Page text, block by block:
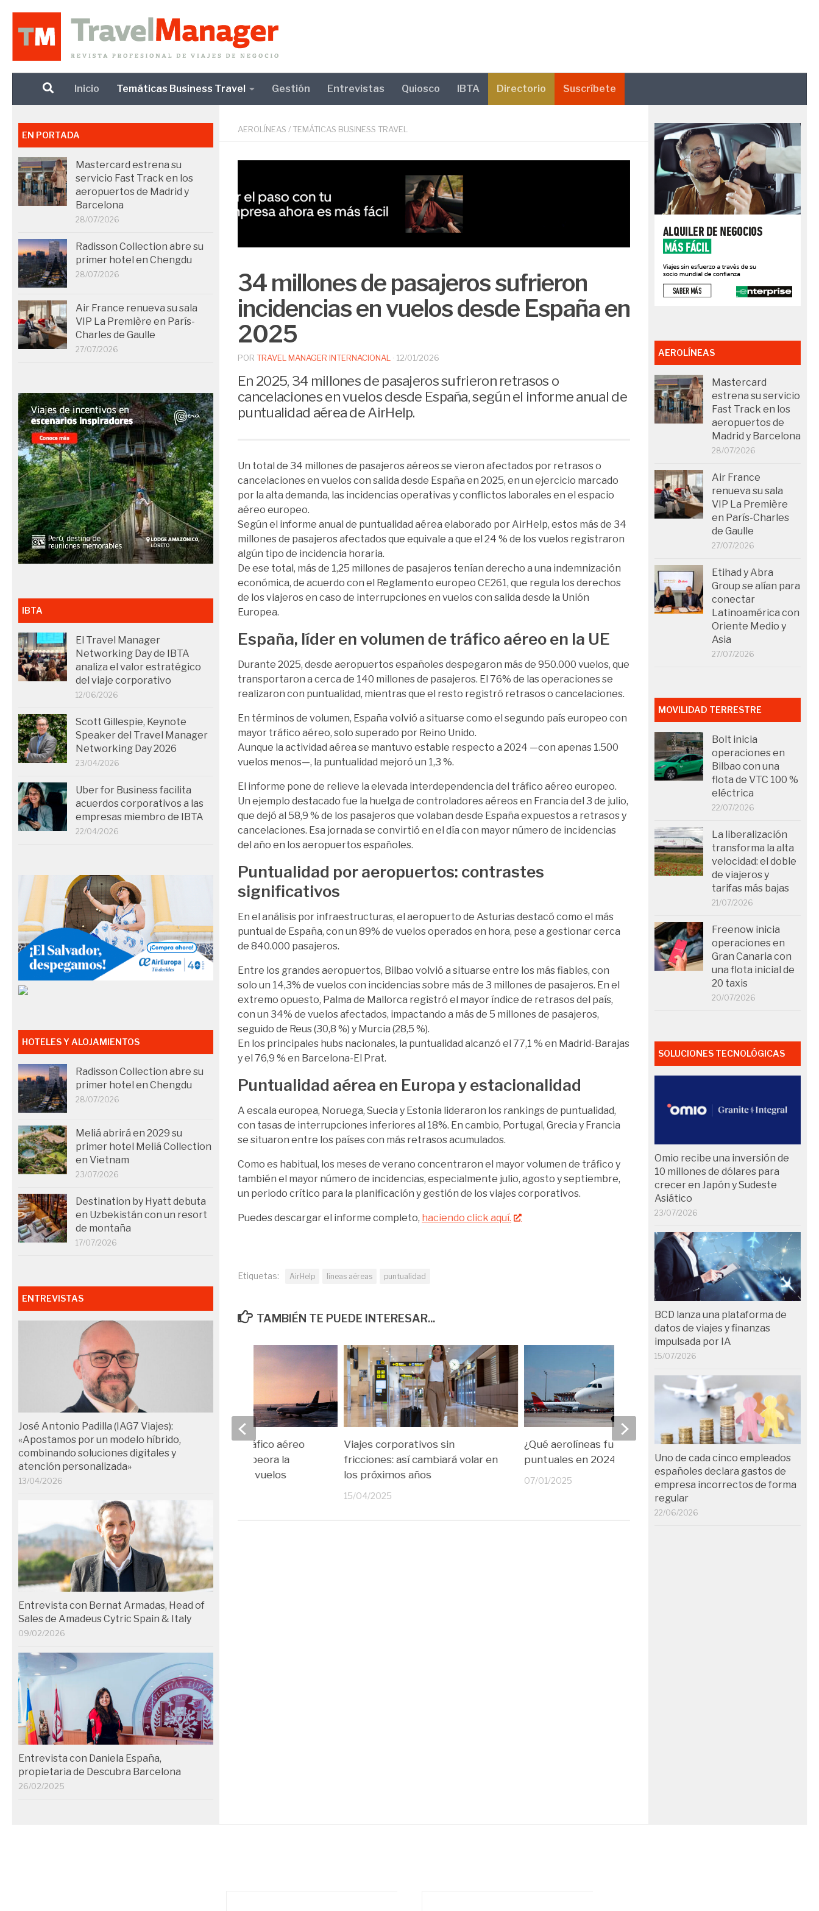
Debajo del contenido
Inicio Temáticas Business Travel Gestión Entrevistas Quiosco IBTA Directorio Suscríbete
AEROLÍNEAS / TEMÁTICAS BUSINESS TRAVEL
34 millones de pasajeros sufrieron
incidencias en vuelos desde España en
2025
POR TRAVEL MANAGER INTERNACIONAL · 12/01/2026
En 2025, 34 millones de pasajeros sufrieron retrasos o
cancelaciones en vuelos desde España, según el informe anual de
puntualidad aérea de AirHelp.
Un total de 34 millones de pasajeros aéreos se vieron afectados por retrasos o
cancelaciones en vuelos con salida desde España en 2025, en un ejercicio marcado
por la alta demanda, las incidencias operativas y conflictos laborales en el espacio
aéreo europeo.
Según el informe anual de puntualidad aérea elaborado por AirHelp, estos más de 34
millones de pasajeros afectados que equivale a que el 24 % de los vuelos registraron
algún tipo de incidencia horaria.
De ese total, más de 1,25 millones de pasajeros tenían derecho a una indemnización
económica, de acuerdo con el Reglamento europeo CE261, que regula los derechos
de los viajeros en caso de interrupciones en vuelos con salida desde la Unión
Europea.
España, líder en volumen de tráfico aéreo en la UE
Durante 2025, desde aeropuertos españoles despegaron más de 950.000 vuelos, que
transportaron a cerca de 140 millones de pasajeros. El 76% de las operaciones se
realizaron con puntualidad, mientras que el resto registró retrasos o cancelaciones.
En términos de volumen, España volvió a situarse como el segundo país europeo con
mayor tráfico aéreo, solo superado por Reino Unido.
Aunque la actividad aérea se mantuvo estable respecto a 2024 —con apenas 1.500
vuelos menos—, la puntualidad mejoró un 1,3 %.
El informe pone de relieve la elevada interdependencia del tráfico aéreo europeo.
Un ejemplo destacado fue la huelga de controladores aéreos en Francia del 3 de julio,
que dejó al 58,9 % de los pasajeros que volaban desde España expuestos a retrasos y
cancelaciones. Esa jornada se convirtió en el día con mayor número de incidencias
del año en los aeropuertos españoles.
Puntualidad por aeropuertos: contrastes
significativos
En el análisis por infraestructuras, el aeropuerto de Asturias destacó como el más
puntual de España, con un 89% de vuelos operados en hora, pese a gestionar cerca
de 840.000 pasajeros.
Entre los grandes aeropuertos, Bilbao volvió a situarse entre los más fiables, con
solo un 14,3% de vuelos con incidencias sobre más de 3 millones de pasajeros. En el
extremo opuesto, Palma de Mallorca registró el mayor índice de retrasos del país,
con un 34% de vuelos afectados, impactando a más de 5 millones de pasajeros,
seguido de Reus (30,8 %) y Murcia (28,5 %).
En los principales hubs nacionales, la puntualidad alcanzó el 77,1 % en Madrid-Barajas
y el 76,9 % en Barcelona-El Prat.
Puntualidad aérea en Europa y estacionalidad
A escala europea, Noruega, Suecia y Estonia lideraron los rankings de puntualidad,
con tasas de interrupciones inferiores al 18%. En cambio, Portugal, Grecia y Francia
se situaron entre los países con más retrasos acumulados.
Como es habitual, los meses de verano concentraron el mayor volumen de tráfico y
también el mayor número de incidencias, especialmente julio, agosto y septiembre,
un periodo crítico para la planificación y gestión de los viajes corporativos.
Puedes descargar el informe completo, haciendo click aquí.
Etiquetas: AirHelp líneas aéreas puntualidad
TAMBIÉN TE PUEDE INTERESAR...
Viajes corporativos sin
fricciones: así cambiará volar en
los próximos años
15/04/2025
¿Qué aerolíneas fueron las más
puntuales en 2024?
07/01/2025
Más del 20% de
sufrido retrasos
primer semestre de
España lidera el tráfico aéreo
europeo, pero empeora la
puntualidad de los vuelos
EN PORTADA
Mastercard estrena su
servicio Fast Track en los
aeropuertos de Madrid y
Barcelona
28/07/2026
Radisson Collection abre su
primer hotel en Chengdu
28/07/2026
Air France renueva su sala
VIP La Première en París-
Charles de Gaulle
27/07/2026
IBTA
El Travel Manager
Networking Day de IBTA
analiza el valor estratégico
del viaje corporativo
12/06/2026
Scott Gillespie, Keynote
Speaker del Travel Manager
Networking Day 2026
23/04/2026
Uber for Business facilita
acuerdos corporativos a las
empresas miembro de IBTA
22/04/2026
HOTELES Y ALOJAMIENTOS
Radisson Collection abre su
primer hotel en Chengdu
28/07/2026
Meliá abrirá en 2029 su
primer hotel Meliá Collection
en Vietnam
23/07/2026
Destination by Hyatt debuta
en Uzbekistán con un resort
de montaña
17/07/2026
ENTREVISTAS
José Antonio Padilla (IAG7 Viajes):
«Apostamos por un modelo híbrido,
combinando soluciones digitales y
atención personalizada»
13/04/2026
Entrevista con Bernat Armadas, Head of
Sales de Amadeus Cytric Spain & Italy
09/02/2026
Entrevista con Daniela España,
propietaria de Descubra Barcelona
26/02/2025
AEROLÍNEAS
Mastercard
estrena su servicio
Fast Track en los
aeropuertos de
Madrid y Barcelona
28/07/2026
Air France
renueva su sala
VIP La Première
en París-Charles
de Gaulle
27/07/2026
Etihad y Abra
Group se alían para
conectar
Latinoamérica con
Oriente Medio y
Asia
27/07/2026
MOVILIDAD TERRESTRE
Bolt inicia
operaciones en
Bilbao con una
flota de VTC 100 %
eléctrica
22/07/2026
La liberalización
transforma la alta
velocidad: el doble
de viajeros y
tarifas más bajas
21/07/2026
Freenow inicia
operaciones en
Gran Canaria con
una flota inicial de
20 taxis
20/07/2026
SOLUCIONES TECNOLÓGICAS
Omio recibe una inversión de
10 millones de dólares para
crecer en Japón y Sudeste
Asiático
23/07/2026
BCD lanza una plataforma de
datos de viajes y finanzas
impulsada por IA
15/07/2026
Uno de cada cinco empleados
españoles declara gastos de
empresa incorrectos de forma
regular
22/06/2026